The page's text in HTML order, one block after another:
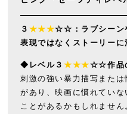
３ ★★★☆☆：ラブシーン
表現ではなくストーリーに
◆レベル３ ★★★☆☆作品
刺激の強い暴力描写また
があり、映画に慣れてい
ことがあるかもしれませ